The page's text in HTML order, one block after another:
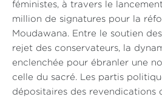
féministes, à travers le
million de signatures pour la
Moudawana. Entre le soutien
rejet des conservateurs, la
enclenchée pour ébranler une
celle du sacré. Les partis
dépositaires des revendications